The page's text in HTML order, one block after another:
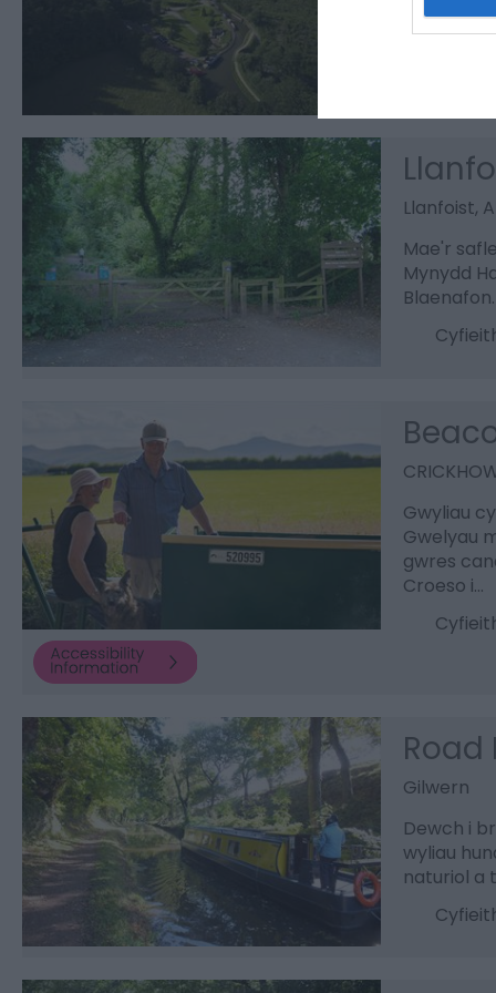
canolfan
Llanfoist,
Mae'r
Mynydd
Blaenafon.
Gwyliau
Gwelyau
gwres
Croeso i…
Road
Gilwern
Dewch i
wyliau
naturiol a